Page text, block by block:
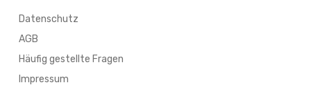
Datenschutz
AGB
Häufig gestellte Fragen
Impressum